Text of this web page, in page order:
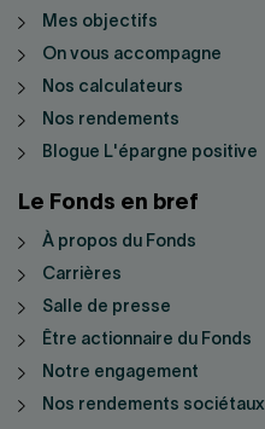
Mes objectifs
On vous accompagne
Nos calculateurs
Nos rendements
Blogue L'épargne positive
Le Fonds en bref
À propos du Fonds
Carrières
Salle de presse
Être actionnaire du Fonds
Notre engagement
Nos rendements sociétaux